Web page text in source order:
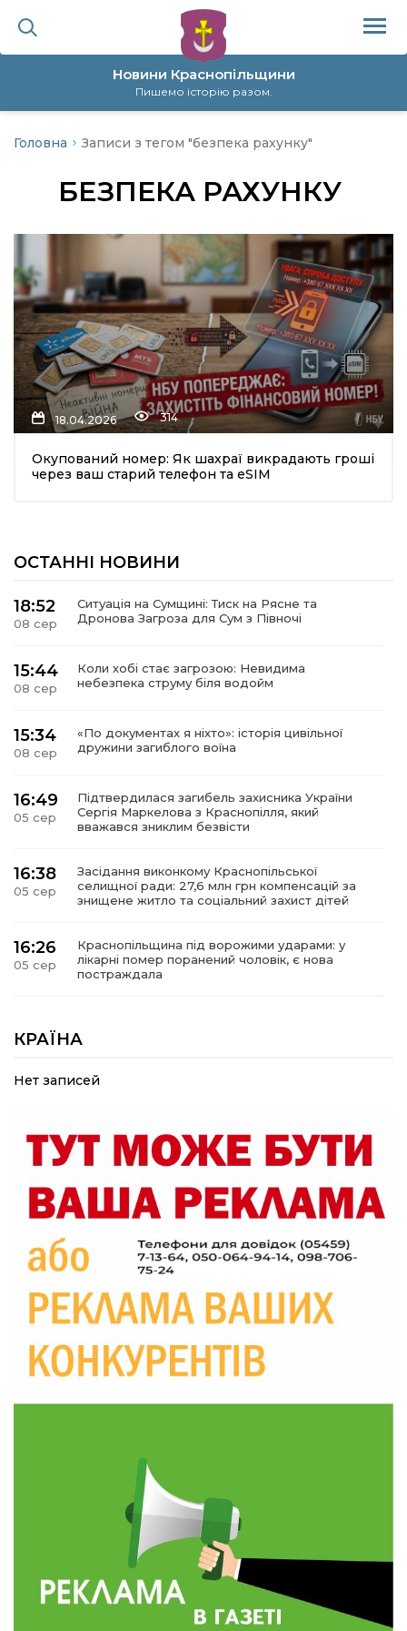
Новини Краснопільщини
Пишемо історію разом.
політика
Головна Записи з тегом "безпека рахунку"
БЕЗПЕКА РАХУНКУ
18.04.2026 314
Окупований номер: Як шахраї викрадають гроші
через ваш старий телефон та eSIM
ОСТАННІ НОВИНИ
18:52
08 сер
Ситуація на Сумщині: Тиск на Рясне та
Дронова Загроза для Сум з Півночі
15:44
08 сер
Коли хобі стає загрозою: Невидима
небезпека струму біля водойм
15:34
08 сер
«По документах я ніхто»: історія цивільної
дружини загиблого воїна
16:49
05 сер
Підтвердилася загибель захисника України
Сергія Маркелова з Краснопілля, який
вважався зниклим безвісти
16:38
05 сер
Засідання виконкому Краснопільської
селищної ради: 27,6 млн грн компенсацій за
знищене житло та соціальний захист дітей
16:26
05 сер
Краснопільщина під ворожими ударами: у
лікарні помер поранений чоловік, є нова
постраждала
05 сер
можуть врятувати життя під час обстрілу
09:26
Що робити, якщо в нотаріальному документі
18:39
04 сер
«КОЛО НЕЗЛАМНИХ»: як діти та ветерани
разом створюють унікальний телепроєкт
09:52
Родина Степаненків: від квітучого
30 лип
Пишіть листи самому собі, або як уникнути
маніпуляційбез конфліктів
19:29
30 лип
«Все закінчиться, приїду й одружуся…»: Пам’яті
26-річного Захисника Богдана Ємця (ВІДЕО)
20:06
Паливо по 100 грн та ризик дефіциту: чому в
Житлові сертифікати, підготовка до зими та
підтримка ВПО: підсумки засідання виконкому
Краснопільської селищної ради
Валентина Масалітіна: «Нас тримає віра в
Перемогу і повернення додому»
Знову біль… Знову втрата… На щиті
повертається захисник України Богдан Ємець
КРАЇНА
Нет записей